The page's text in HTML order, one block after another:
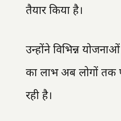
तैयार किया है।
उन्होंने विभिन्न
का लाभ अब लोगों तक
रही है।